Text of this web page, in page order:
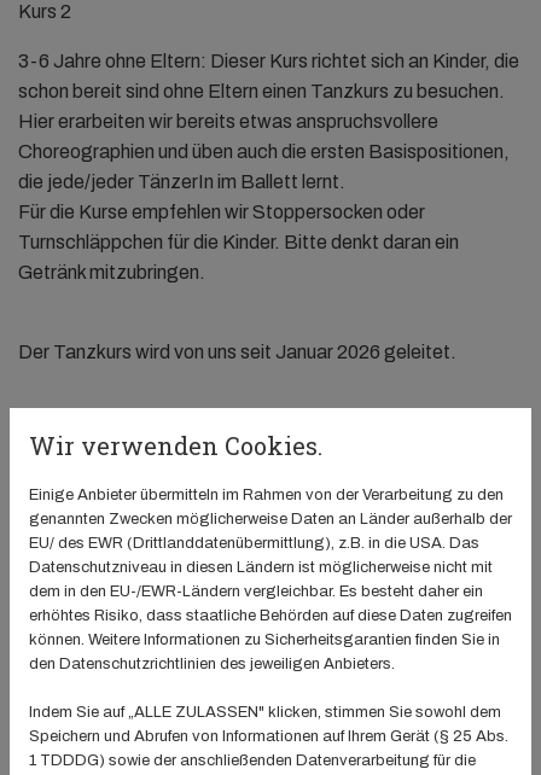
Kurs 2
3-6 Jahre ohne Eltern: Dieser Kurs richtet sich an Kinder, die
schon bereit sind ohne Eltern einen Tanzkurs zu besuchen.
Hier erarbeiten wir bereits etwas anspruchsvollere
Choreographien und üben auch die ersten Basispositionen,
die jede/jeder TänzerIn im Ballett lernt.
Für die Kurse empfehlen wir Stoppersocken oder
Turnschläppchen für die Kinder. Bitte denkt daran ein
Getränk mitzubringen.
Der Tanzkurs wird von uns seit Januar 2026 geleitet.
Hinweis! Aktuell ist der Kurs voll und wir führen daher eine
Warteliste.
Anmeldung über:elternkindtanzen@tv-weisenau.de
K. Hirsch & C. Koch
Der Kurs wird von Kristy, professioneller Tänzerin und
sind selbst Mütter und haben Kinder, die mit großer Freude
am Tanzen teilnehmen.
Wir verwenden Cookies.
Einige Anbieter übermitteln im Rahmen von der Verarbeitung zu den
genannten Zwecken möglicherweise Daten an Länder außerhalb der
EU/ des EWR (Drittlanddatenübermittlung), z.B. in die USA. Das
Datenschutzniveau in diesen Ländern ist möglicherweise nicht mit
dem in den EU-/EWR-Ländern vergleichbar. Es besteht daher ein
erhöhtes Risiko, dass staatliche Behörden auf diese Daten zugreifen
können. Weitere Informationen zu Sicherheitsgarantien finden Sie in
den Datenschutzrichtlinien des jeweiligen Anbieters.
Indem Sie auf „ALLE ZULASSEN" klicken, stimmen Sie sowohl dem
Speichern und Abrufen von Informationen auf Ihrem Gerät (§ 25 Abs.
1 TDDDG) sowie der anschließenden Datenverarbeitung für die